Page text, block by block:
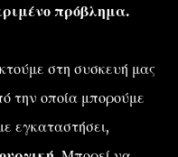
πρόβλημα.
στη συσκευή μας
την οποία μπορούμε
εγκαταστήσει,